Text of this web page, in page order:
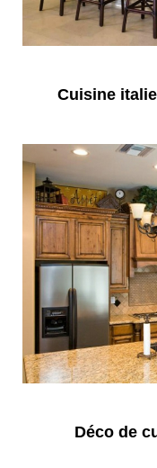
Cuisine
Déco de